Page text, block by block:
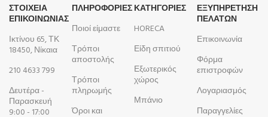
ΣΤΟΙΧΕΙΑ
ΕΠΙΚΟΙΝΩΝΙΑΣ
Ικτίνου 65, ΤΚ
18450, Νίκαια
210 4633 799
Δευτέρα -
Παρασκευή
9:00 - 17:00
ΠΛΗΡΟΦΟΡΊΕΣ
Ποιοί είμαστε
Τρόποι
αποστολής
Τρόποι
πληρωμής
Όροι και
ΚΑΤΗΓΟΡΙΕΣ
HORECA
Είδη σπιτιού
Εξωτερικός
χώρος
Μπάνιο
ΕΞΥΠΗΡΕΤΗΣΗ
ΠΕΛΑΤΩΝ
Επικοινωνία
Φόρμα
επιστροφών
Λογαριασμός
Παραγγελίες